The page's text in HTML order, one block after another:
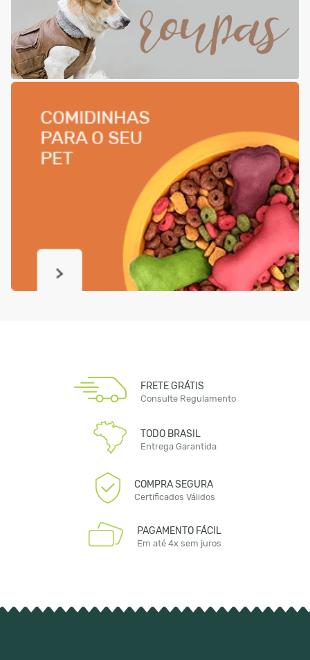
FRETE GRÁTIS
Consulte Regulamento
TODO BRASIL
Entrega Garantida
COMPRA SEGURA
Certificados Válidos
PAGAMENTO FÁCIL
Em até 4x sem juros